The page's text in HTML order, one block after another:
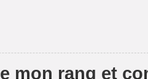
mon rang et